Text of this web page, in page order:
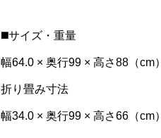
◼️サイズ・重量
幅64.0 × 奥行99 × 高さ88（cm）
折り畳み寸法
幅34.0 × 奥行99 × 高さ66（cm）